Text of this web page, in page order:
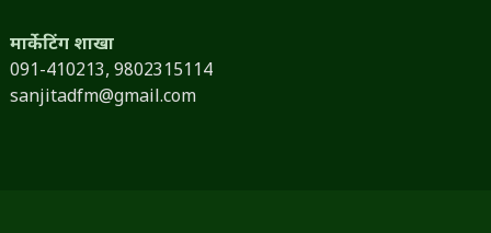
मार्केटिंग शाखा
091-410213, 9802315114
sanjitadfm@gmail.com